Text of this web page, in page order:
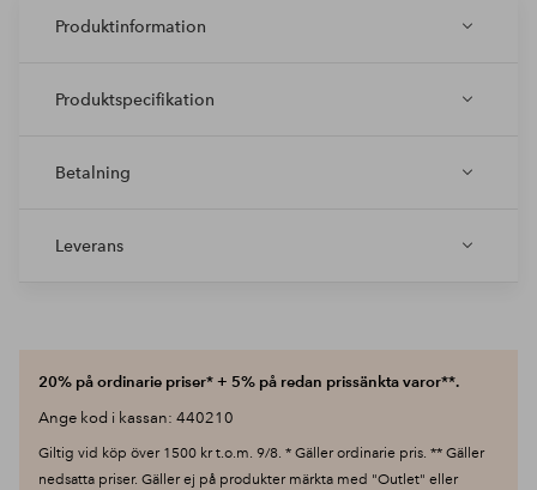
Produktinformation
Produktspecifikation
Betalning
Leverans
20% på ordinarie priser* + 5% på redan prissänkta varor**.
Ange kod i kassan: 440210
Giltig vid köp över 1500 kr t.o.m. 9/8. * Gäller ordinarie pris. ** Gäller
nedsatta priser. Gäller ej på produkter märkta med "Outlet" eller